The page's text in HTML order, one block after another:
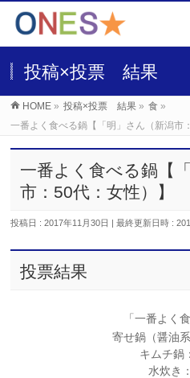
投稿×投票 結果
HOME » 投稿×投票 結果 » 食 »
一番よく食べる鍋【「明」さん（新潟市
一番よく食べる鍋【
市：50代：女性）】
投稿日 : 2017年11月30日 最終更新日時 :
投票結果
「一番よく
寄せ鍋（醤油系
キムチ鍋
水炊き